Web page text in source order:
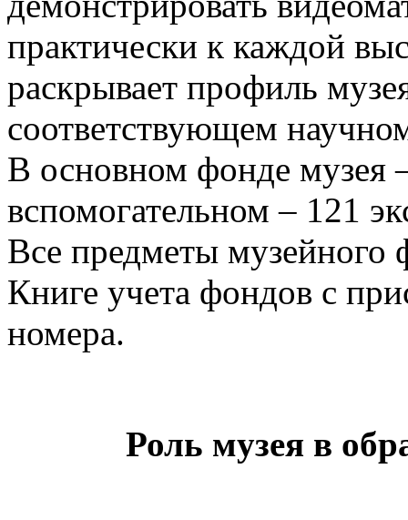
практически к каждой
раскрывает профиль
соответствующем
В основном фонде музея
вспомогательном – 121
Все предметы музейного
Книге учета фондов с
номера.
Роль музея в